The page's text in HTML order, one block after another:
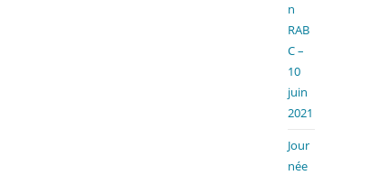
n
RAB
C –
10
juin
2021
Jour
née